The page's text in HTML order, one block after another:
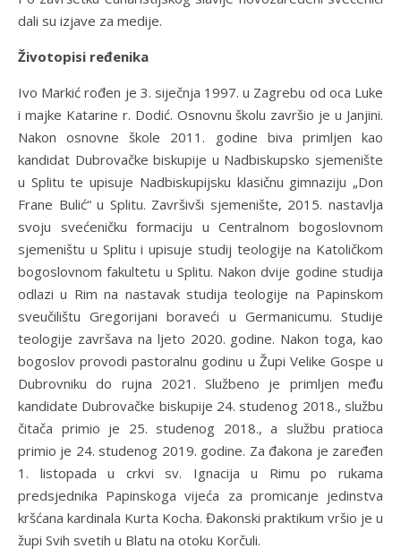
dali su izjave za medije.
Životopisi ređenika
Ivo Markić rođen je 3. siječnja 1997. u Zagrebu od oca Luke
i majke Katarine r. Dodić. Osnovnu školu završio je u Janjini.
Nakon osnovne škole 2011. godine biva primljen kao
kandidat Dubrovačke biskupije u Nadbiskupsko sjemenište
u Splitu te upisuje Nadbiskupijsku klasičnu gimnaziju „Don
Frane Bulić“ u Splitu. Završivši sjemenište, 2015. nastavlja
svoju svećeničku formaciju u Centralnom bogoslovnom
sjemeništu u Splitu i upisuje studij teologije na Katoličkom
bogoslovnom fakultetu u Splitu. Nakon dvije godine studija
odlazi u Rim na nastavak studija teologije na Papinskom
sveučilištu Gregorijani boraveći u Germanicumu. Studije
teologije završava na ljeto 2020. godine. Nakon toga, kao
bogoslov provodi pastoralnu godinu u Župi Velike Gospe u
Dubrovniku do rujna 2021. Službeno je primljen među
kandidate Dubrovačke biskupije 24. studenog 2018., službu
čitača primio je 25. studenog 2018., a službu pratioca
primio je 24. studenog 2019. godine. Za đakona je zaređen
1. listopada u crkvi sv. Ignacija u Rimu po rukama
predsjednika Papinskoga vijeća za promicanje jedinstva
kršćana kardinala Kurta Kocha. Đakonski praktikum vršio je u
župi Svih svetih u Blatu na otoku Korčuli.